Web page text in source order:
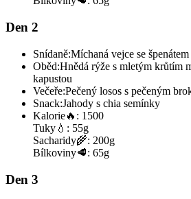
Den 2
Snídaně:Míchaná vejce se
Oběd:Hnědá rýže s mletým krůtím
kapustou
Večeře:Pečený losos s pečeným
Snack:Jahody s chia semínky
Kalorie🔥: 1500
Tuky 💧: 55g
Sacharidy🌾: 200g
Bílkoviny🥩: 65g
Den 3